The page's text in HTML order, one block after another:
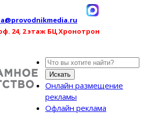
24, 2 этаж БЦ Хронотрон
Искать
Онлайн размещение
рекламы
Офлайн реклама